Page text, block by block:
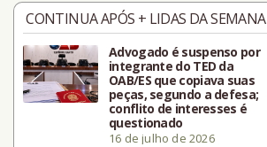
CONTINUA APÓS + LIDAS DA SEMANA
Advogado é suspenso por
integrante do TED da
OAB/ES que copiava suas
peças, segundo a defesa;
conflito de interesses é
questionado
16 de julho de 2026